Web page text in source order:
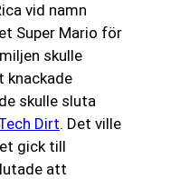
vid namn
Super Mario för
skulle
knackade
skulle sluta
Dirt. Det ville
gick till
att